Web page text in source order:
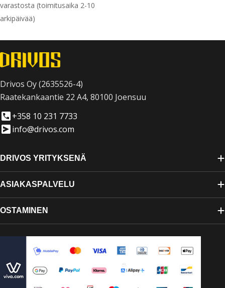
varastosta (toimitusaika 2-10
arkipäivää)
Drivos Oy (2635526-4)
Raatekankaantie 22 A4, 80100 Joensuu
+358 10 231 7733
info@drivos.com
DRIVOS YRITYKSENÄ
ASIAKASPALVELU
OSTAMINEN